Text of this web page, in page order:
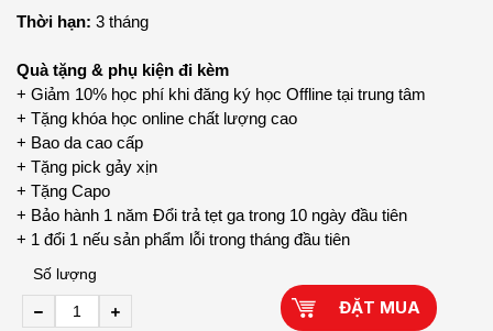
Thời hạn: 3 tháng
Quà tặng & phụ kiện đi kèm
+ Giảm 10% học phí khi đăng ký học Offline tại trung tâm
+ Tặng khóa học online chất lượng cao
+ Bao da cao cấp
+ Tặng pick gảy xịn
+ Tặng Capo
+ Bảo hành 1 năm Đổi trả tẹt ga trong 10 ngày đầu tiên
+ 1 đổi 1 nếu sản phẩm lỗi trong tháng đầu tiên
Số lượng
ĐẶT MUA